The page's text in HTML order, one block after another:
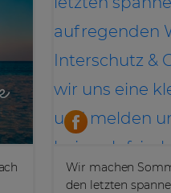
Wir machen
den letzten